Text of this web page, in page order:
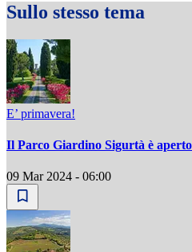
Sullo stesso tema
E’ primavera!
Il Parco Giardino Sigurtà è
09 Mar 2024 - 06:00